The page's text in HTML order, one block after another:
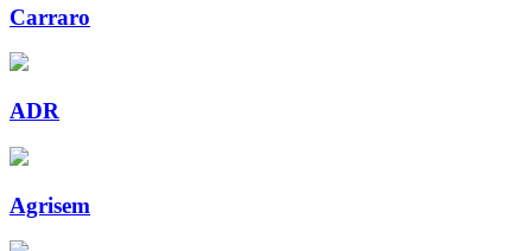
Carraro
ADR
Agrisem